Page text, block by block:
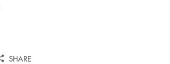
SHARE